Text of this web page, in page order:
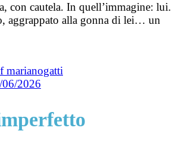
con cautela. In quell’immagine: lui.
aggrappato alla gonna di lei… un
2026